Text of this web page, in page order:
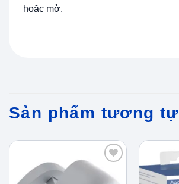
hoặc mở.
Sản phẩm tương tự
Add to
wishlist